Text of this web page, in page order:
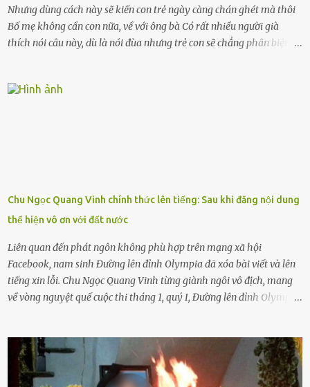
Nhưng dùng cách này sẽ kiến con trẻ ngày càng chán ghét mà thôi
Bố mẹ không cần con nữa, về với ông bà Có rất nhiều người già
thích nói câu này, dù là nói đùa nhưng trẻ con sẽ chẳng phân biệt
khuyên nhủ con thật cẩn thận. Nếu cháu không nghe lời, cảnh sát
để được giúp đỡ thì có thể sẽ bỏ lỡ cơ hội và gặp nguy hiểm. Trẻ con
có biết gì đâu Nhiều người cứ coi trẻ còn nhỏ nên dù có phạm sai
lầm, thì họ cũng không trách mắng. Nhưng nếu người lớn tuổi
không dạy con cẩn...
Chu Ngọc Quang Vinh chính thức lên tiếng: Sau khi đăng nội dung
thể hiện vô ơn với đất nước
Liên quan đến phát ngôn không phù hợp trên mạng xã hội
Facebook, nam sinh Đường lên đỉnh Olympia đã xóa bài viết và lên
tiếng xin lỗi. Chu Ngọc Quang Vinh từng giành ngôi vô địch, mang
về vòng nguyệt quế cuộc thi tháng 1, quý I, Đường lên đỉnh Olympia.
chưa phù hợp, gây xôn xao, bức xúc trong dư luận. Ngay sau đó,
Trường THPT Chuyên Nguyễn Tất Thành báo cáo xác nhận tài
khoản Chu Vinh là của học sinh Chu Ngọc Quang Vinh, lớp 12 Anh